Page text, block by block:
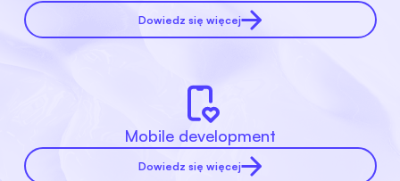
Dowiedz się więcej
Mobile development
Dowiedz się więcej